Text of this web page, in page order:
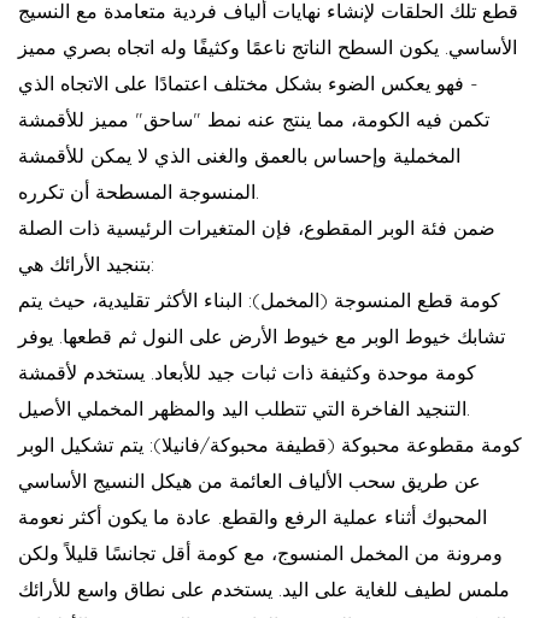
قطع تلك الحلقات لإنشاء نهايات ألياف فردية متعامدة مع النسيج
الأساسي. يكون السطح الناتج ناعمًا وكثيفًا وله اتجاه بصري مميز
- فهو يعكس الضوء بشكل مختلف اعتمادًا على الاتجاه الذي
تكمن فيه الكومة، مما ينتج عنه نمط "ساحق" مميز للأقمشة
المخملية وإحساس بالعمق والغنى الذي لا يمكن للأقمشة
ضمن فئة الوبر المقطوع، فإن المتغيرات الرئيسية ذات الصلة
بتنجيد الأرائك هي:
كومة قطع المنسوجة (المخمل):
البناء الأكثر تقليدية، حيث يتم
تشابك خيوط الوبر مع خيوط الأرض على النول ثم قطعها. يوفر
كومة موحدة وكثيفة ذات ثبات جيد للأبعاد. يستخدم لأقمشة
كومة مقطوعة محبوكة (قطيفة محبوكة/فانيلا): يتم تشكيل الوبر
عن طريق سحب الألياف العائمة من هيكل النسيج الأساسي
المحبوك أثناء عملية الرفع والقطع. عادة ما يكون أكثر نعومة
ومرونة من المخمل المنسوج، مع كومة أقل تجانسًا قليلاً ولكن
ملمس لطيف للغاية على اليد. يستخدم على نطاق واسع للأرائك